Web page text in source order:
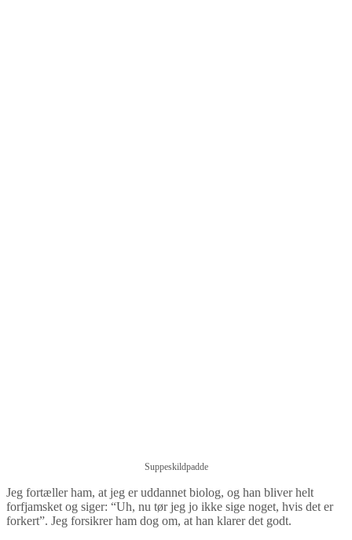
Suppeskildpadde
Jeg fortæller ham, at jeg er uddannet biolog, og han bliver helt
forfjamsket og siger: “Uh, nu tør jeg jo ikke sige noget, hvis det er
forkert”. Jeg forsikrer ham dog om, at han klarer det godt.